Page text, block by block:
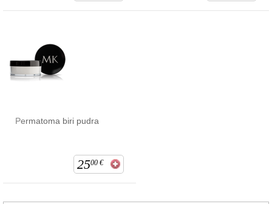
Permatoma biri pudra
2500 €